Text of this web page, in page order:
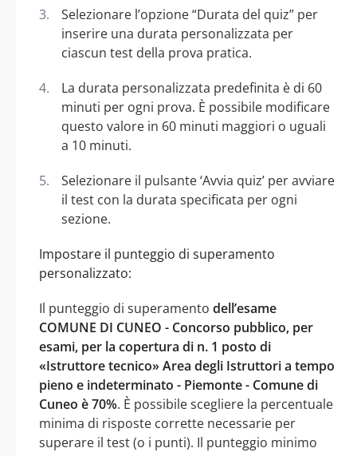
Selezionare l’opzione “Durata del quiz” per
inserire una durata personalizzata per
ciascun test della prova pratica.
La durata personalizzata predefinita è di 60
minuti per ogni prova. È possibile modificare
questo valore in 60 minuti maggiori o uguali
a 10 minuti.
Selezionare il pulsante ‘Avvia quiz’ per avviare
il test con la durata specificata per ogni
sezione.
Impostare il punteggio di superamento
personalizzato:
Il punteggio di superamento dell’esame
COMUNE DI CUNEO - Concorso pubblico, per
esami, per la copertura di n. 1 posto di
«Istruttore tecnico» Area degli Istruttori a tempo
pieno e indeterminato - Piemonte - Comune di
Cuneo è 70%. È possibile scegliere la percentuale
minima di risposte corrette necessarie per
superare il test (o i punti). Il punteggio minimo